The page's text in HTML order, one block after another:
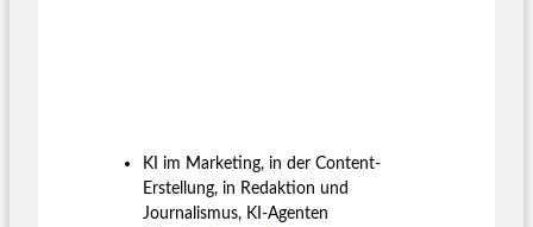
KI im Marketing, in der Content-
Erstellung, in Redaktion und
Journalismus, KI-Agenten